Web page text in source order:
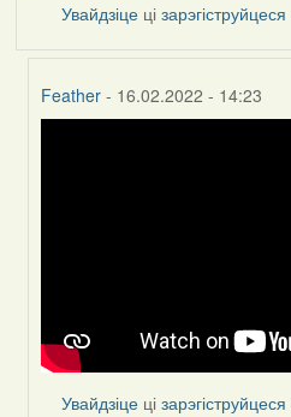
Увайдзіце цізарэгіструйцеся
Feather - 16.02.2022 - 14:23
Увайдзіце цізарэгіструйцеся